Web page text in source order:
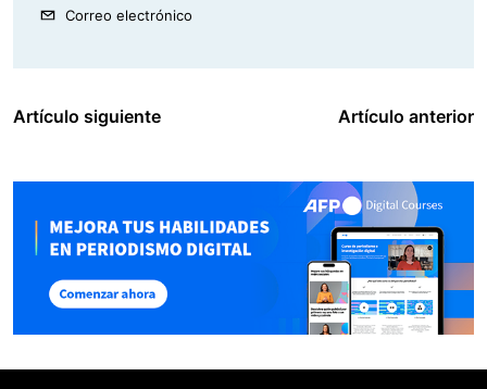
Correo electrónico
Artículo siguiente Artículo anterior